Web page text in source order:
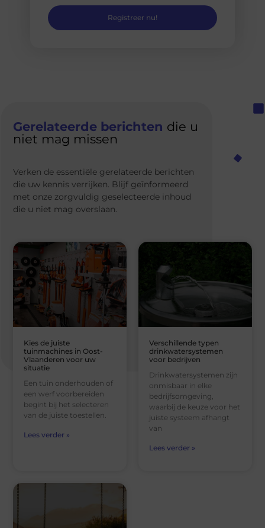
Registreer nu!
Gerelateerde berichten die u
niet mag missen
Verken de essentiële gerelateerde berichten
die uw kennis verrijken. Blijf geïnformeerd
met onze zorgvuldig geselecteerde inhoud
die u niet mag overslaan.
Kies de juiste
tuinmachines in Oost-
Vlaanderen voor uw
situatie
Een tuin onderhouden of
een werf voorbereiden
begint bij het selecteren
van de juiste toestellen.
Lees verder »
Verschillende typen
drinkwatersystemen
voor bedrijven
Drinkwatersystemen zijn
onmisbaar in elke
bedrijfsomgeving,
waarbij de keuze voor het
juiste systeem afhangt
van
Lees verder »